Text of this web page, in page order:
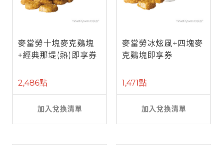
麥當勞十塊麥克鷄塊
+經典那堤(熱)即享券
2,486點
加入兌換清單
麥當勞冰炫風+四塊麥
克鷄塊即享券
1,471點
加入兌換清單